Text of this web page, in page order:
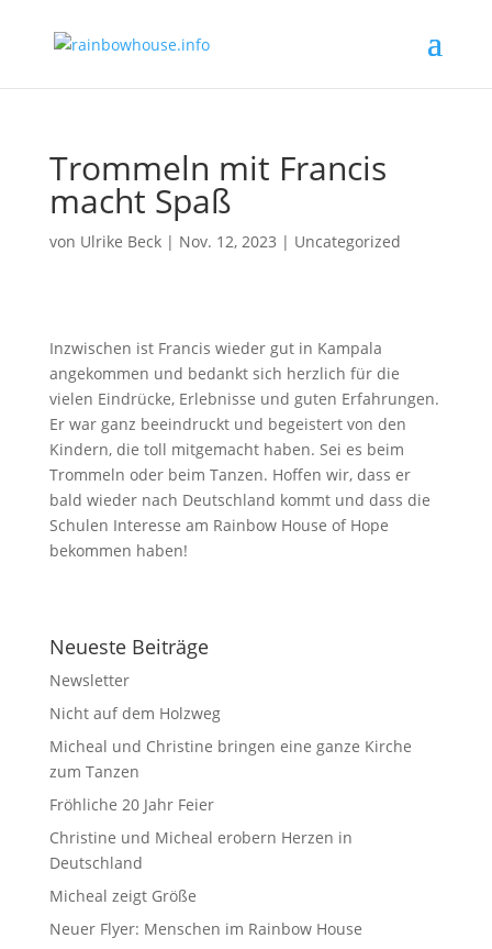
Trommeln mit Francis
macht Spaß
von Ulrike Beck| Nov. 12, 2023 | Uncategorized
Inzwischen ist Francis wieder gut in Kampala
angekommen und bedankt sich herzlich für die
vielen Eindrücke, Erlebnisse und guten Erfahrungen.
Er war ganz beeindruckt und begeistert von den
Kindern, die toll mitgemacht haben. Sei es beim
Trommeln oder beim Tanzen. Hoffen wir, dass er
bald wieder nach Deutschland kommt und dass die
Schulen Interesse am Rainbow House of Hope
bekommen haben!
Neueste Beiträge
Newsletter
Nicht auf dem Holzweg
Micheal und Christine bringen eine ganze Kirche
zum Tanzen
Fröhliche 20 Jahr Feier
Christine und Micheal erobern Herzen in
Deutschland
Micheal zeigt Größe
Neuer Flyer: Menschen im Rainbow House